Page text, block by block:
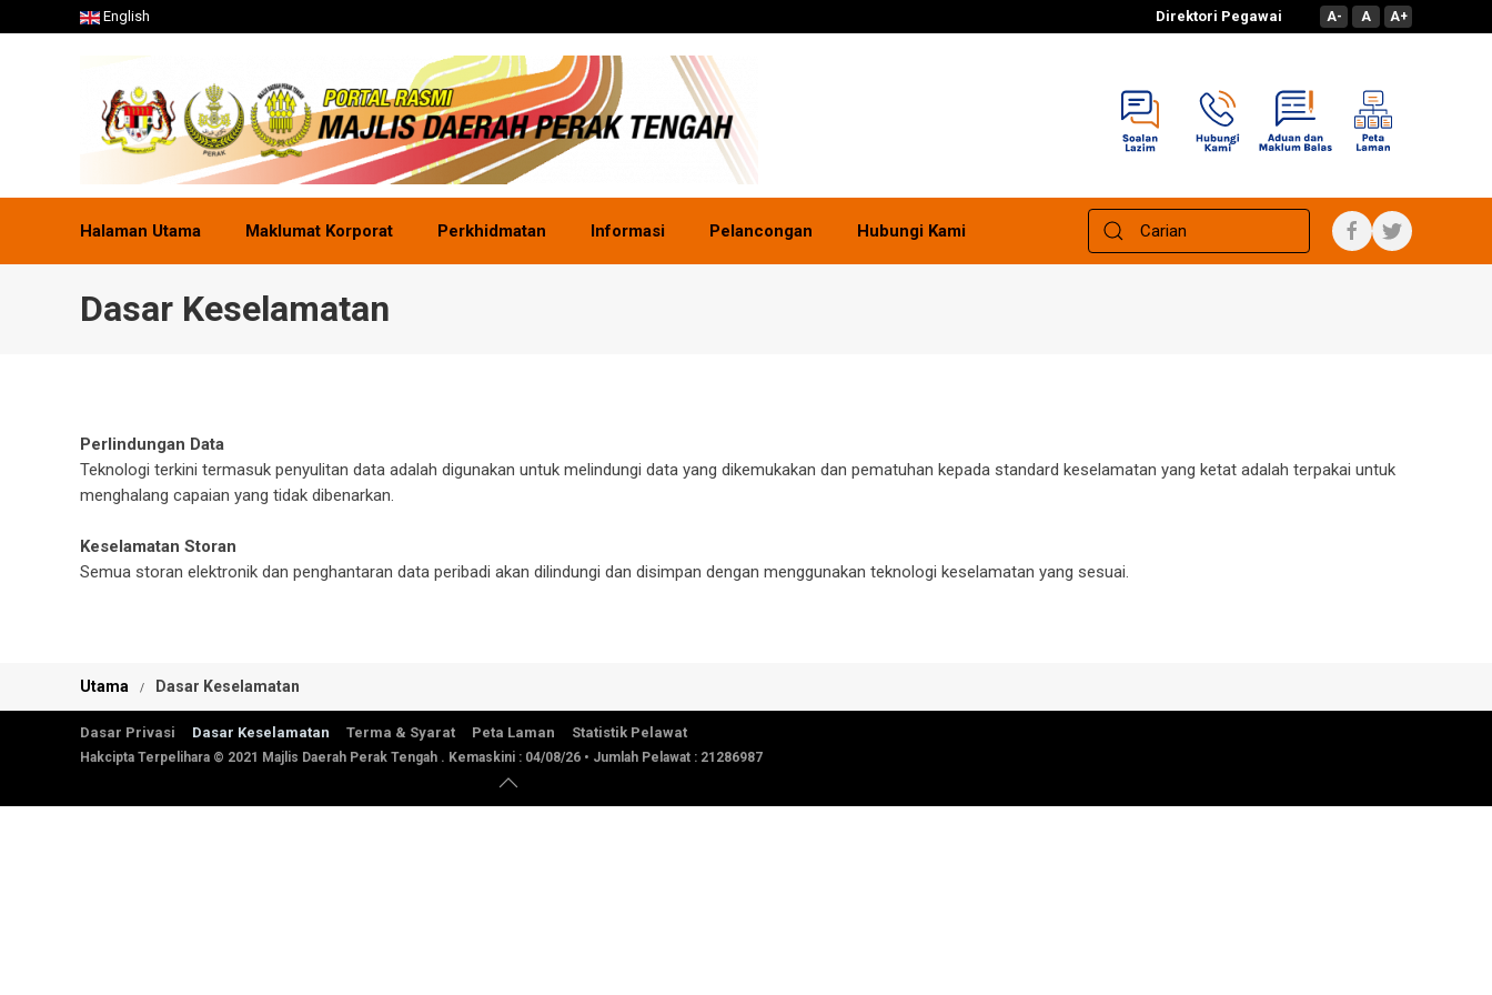
English Direktori Pegawai A- A A+
Halaman Utama Maklumat Korporat Perkhidmatan Informasi Pelancongan Hubungi Kami
Dasar Keselamatan
Perlindungan Data
Teknologi terkini termasuk penyulitan data adalah digunakan untuk melindungi data yang dikemukakan dan pematuhan kepada standard keselamatan yang ketat adalah terpakai untuk
menghalang capaian yang tidak dibenarkan.
Keselamatan Storan
Semua storan elektronik dan penghantaran data peribadi akan dilindungi dan disimpan dengan menggunakan teknologi keselamatan yang sesuai.
Utama Dasar Keselamatan
Dasar Privasi Dasar Keselamatan Terma & Syarat Peta Laman Statistik Pelawat
Hakcipta Terpelihara © 2021 Majlis Daerah Perak Tengah . Kemaskini : 04/08/26 • Jumlah Pelawat : 21286987